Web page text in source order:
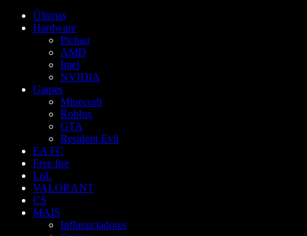
Últimas
Hardware
Pichau
AMD
Intel
NVIDIA
Games
Minecraft
Roblox
GTA
Resident Evil
EA FC
Free fire
LoL
VALORANT
CS
MAIS
Influenciadores